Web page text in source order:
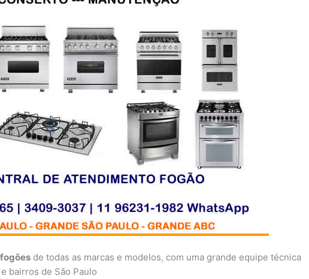
de todas as marcas e modelos, com uma grande equipe técnica
bairros de São Paulo